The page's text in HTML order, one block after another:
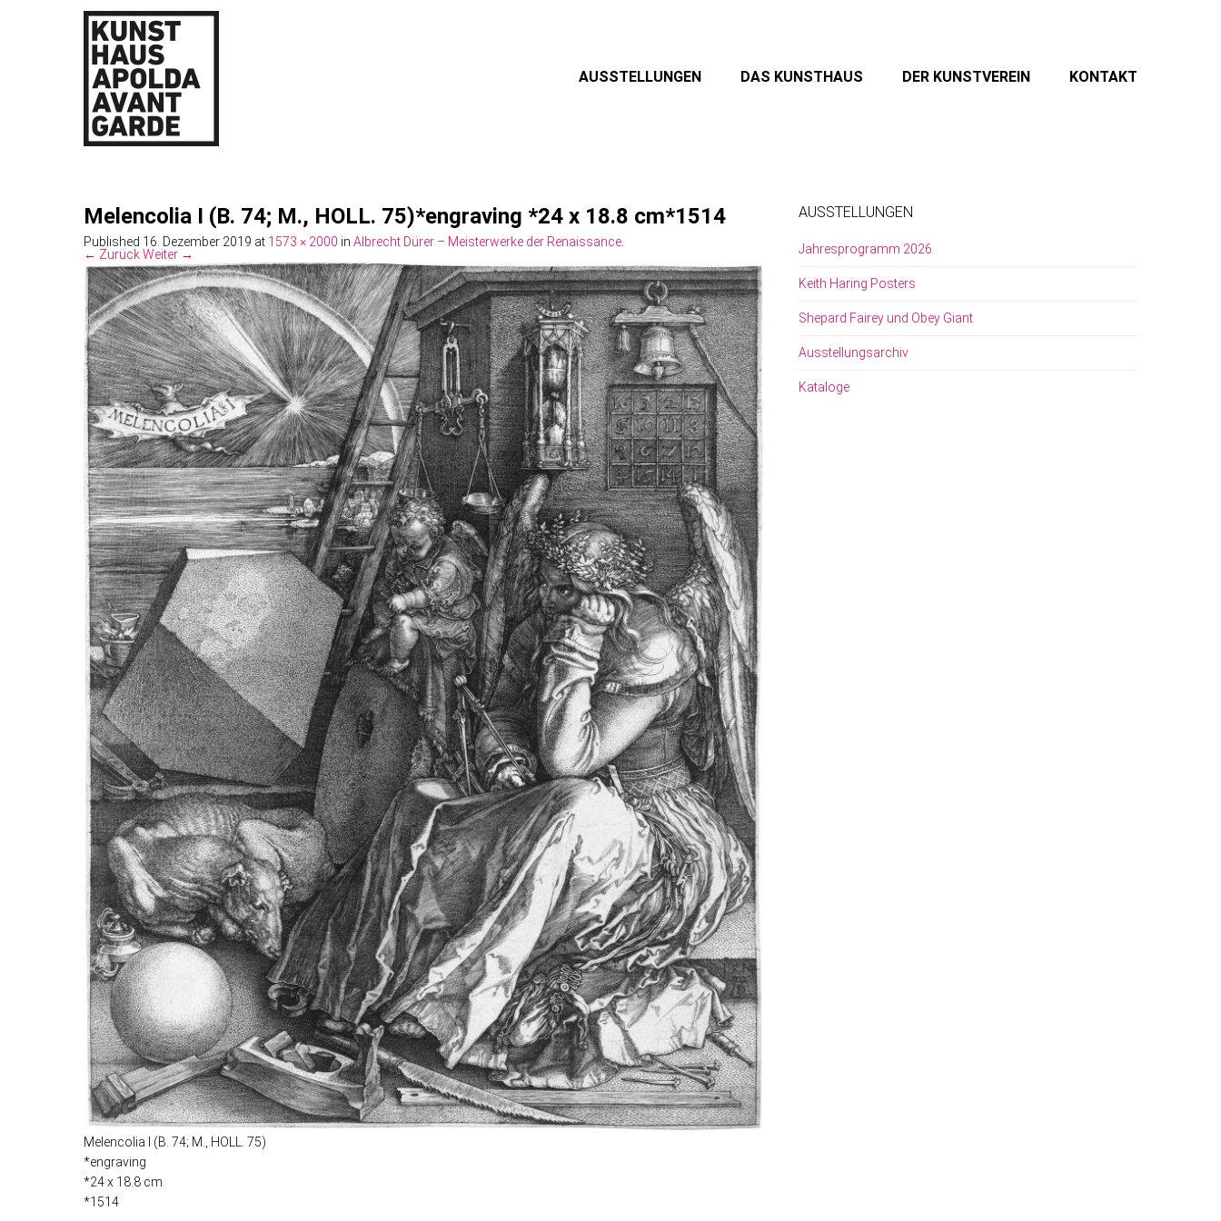
AUSSTELLUNGEN DAS KUNSTHAUS DER KUNSTVEREIN KONTAKT
Melencolia I (B. 74; M., HOLL. 75)*engraving *24 x 18.8 cm*1514
Published 16. Dezember 2019 at 1573 × 2000 in Albrecht Dürer – Meisterwerke der Renaissance
← ZurückWeiter →
Melencolia I (B. 74; M., HOLL. 75)
*engraving
*24 x 18.8 cm
*1514
AUSSTELLUNGEN
Jahresprogramm 2026
Keith Haring Posters
Shepard Fairey und Obey Giant
Ausstellungsarchiv
Kataloge